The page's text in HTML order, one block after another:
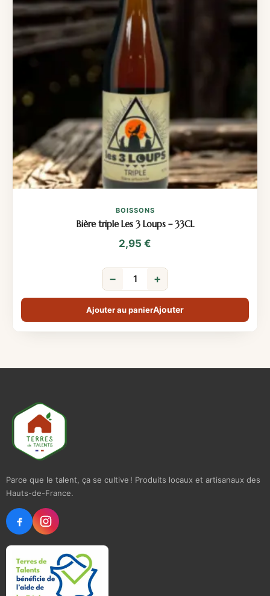
BOISSONS
Bière triple Les 3 Loups – 33CL
2,95 €
− +
Ajouter au panier
Parce que le talent, ça se cultive ! Produits locaux et artisanaux des
Hauts-de-France.